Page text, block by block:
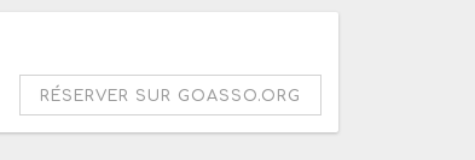
RÉSERVER SUR GOASSO.ORG